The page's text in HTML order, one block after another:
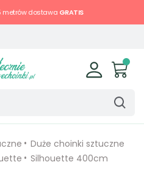
metrów dostawa GRATIS
Duże choinki sztuczne
Silhouette 400cm